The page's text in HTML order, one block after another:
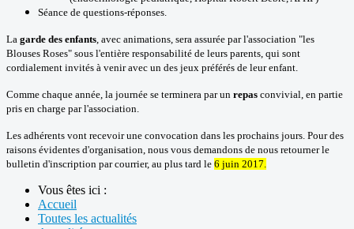
Séance de questions-réponses.
La garde des enfants , avec animations, sera assurée par l'association "les
Blouses Roses" sous l'entière responsabilité de leurs parents, qui sont
cordialement invités à venir avec un des jeux préférés de leur enfant.
Comme chaque année, la journée se terminera par un repas convivial, en partie
pris en charge par l'association.
Les adhérents vont recevoir une convocation dans les prochains jours. Pour des
raisons évidentes d'organisation, nous vous demandons de nous retourner le
bulletin d'inscription par courrier, au plus tard le 6 juin 2017.
Vous êtes ici :
Accueil
Toutes les actualités